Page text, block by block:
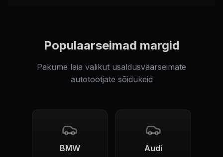
Populaarseimad margid
Pakume laia valikut usaldusväärseimate
autotootjate sõidukeid
BMW Audi